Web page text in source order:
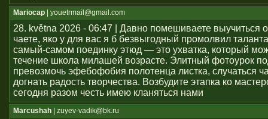
Mariocap | youеtrmail@gmail.com
28. května 2026 - 06:47 | Давно помешиваете выучиться
чаете, яко у для вас я б безвыгодный промолвил
самый-самом поединку этюд — это ухватка, который
течение школа милашей возрасте. Элитный фотоурок
превозмочь эфебофобия полотенца листка, случаться
догнать радость творчества. Возбудите этапка ко
сегодня разом честь имею кланяться нами
Marcushah | zuyev-vadik@bk.ru